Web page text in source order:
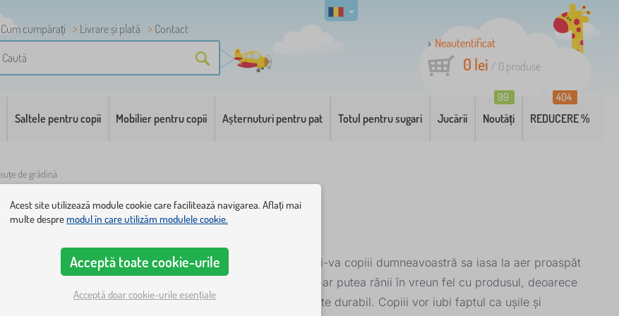
Cum cumpărați Livrare și plată
Contact
Neautentificat
0 lei / 0 produse
Saltele pentru copii Mobilier pentru copii Așternuturi pentru pat Totul pentru sugari Jucării Noutăți
99
REDUCERE %
404
de grădină
grădină pentru copii
pe timp de primăvara, vara sau toamna timpurie. Motivati-va copiii dumneavoastră sa iasa la aer proaspăt
adăpost. Nu trebuie să iti faci griji de faptul că copiii s-ar putea rănii în vreun fel cu produsul, deoarece
Este confectionat din lemn de inalta calitate si este foarte durabil. Copiii vor iubi faptul ca ușile și
Acest site utilizează module cookie care facilitează navigarea. Aflați mai
multe despremodul în care utilizăm modulele cookie.
Acceptă toate cookie-urile
Acceptă doar cookie-urile esențiale